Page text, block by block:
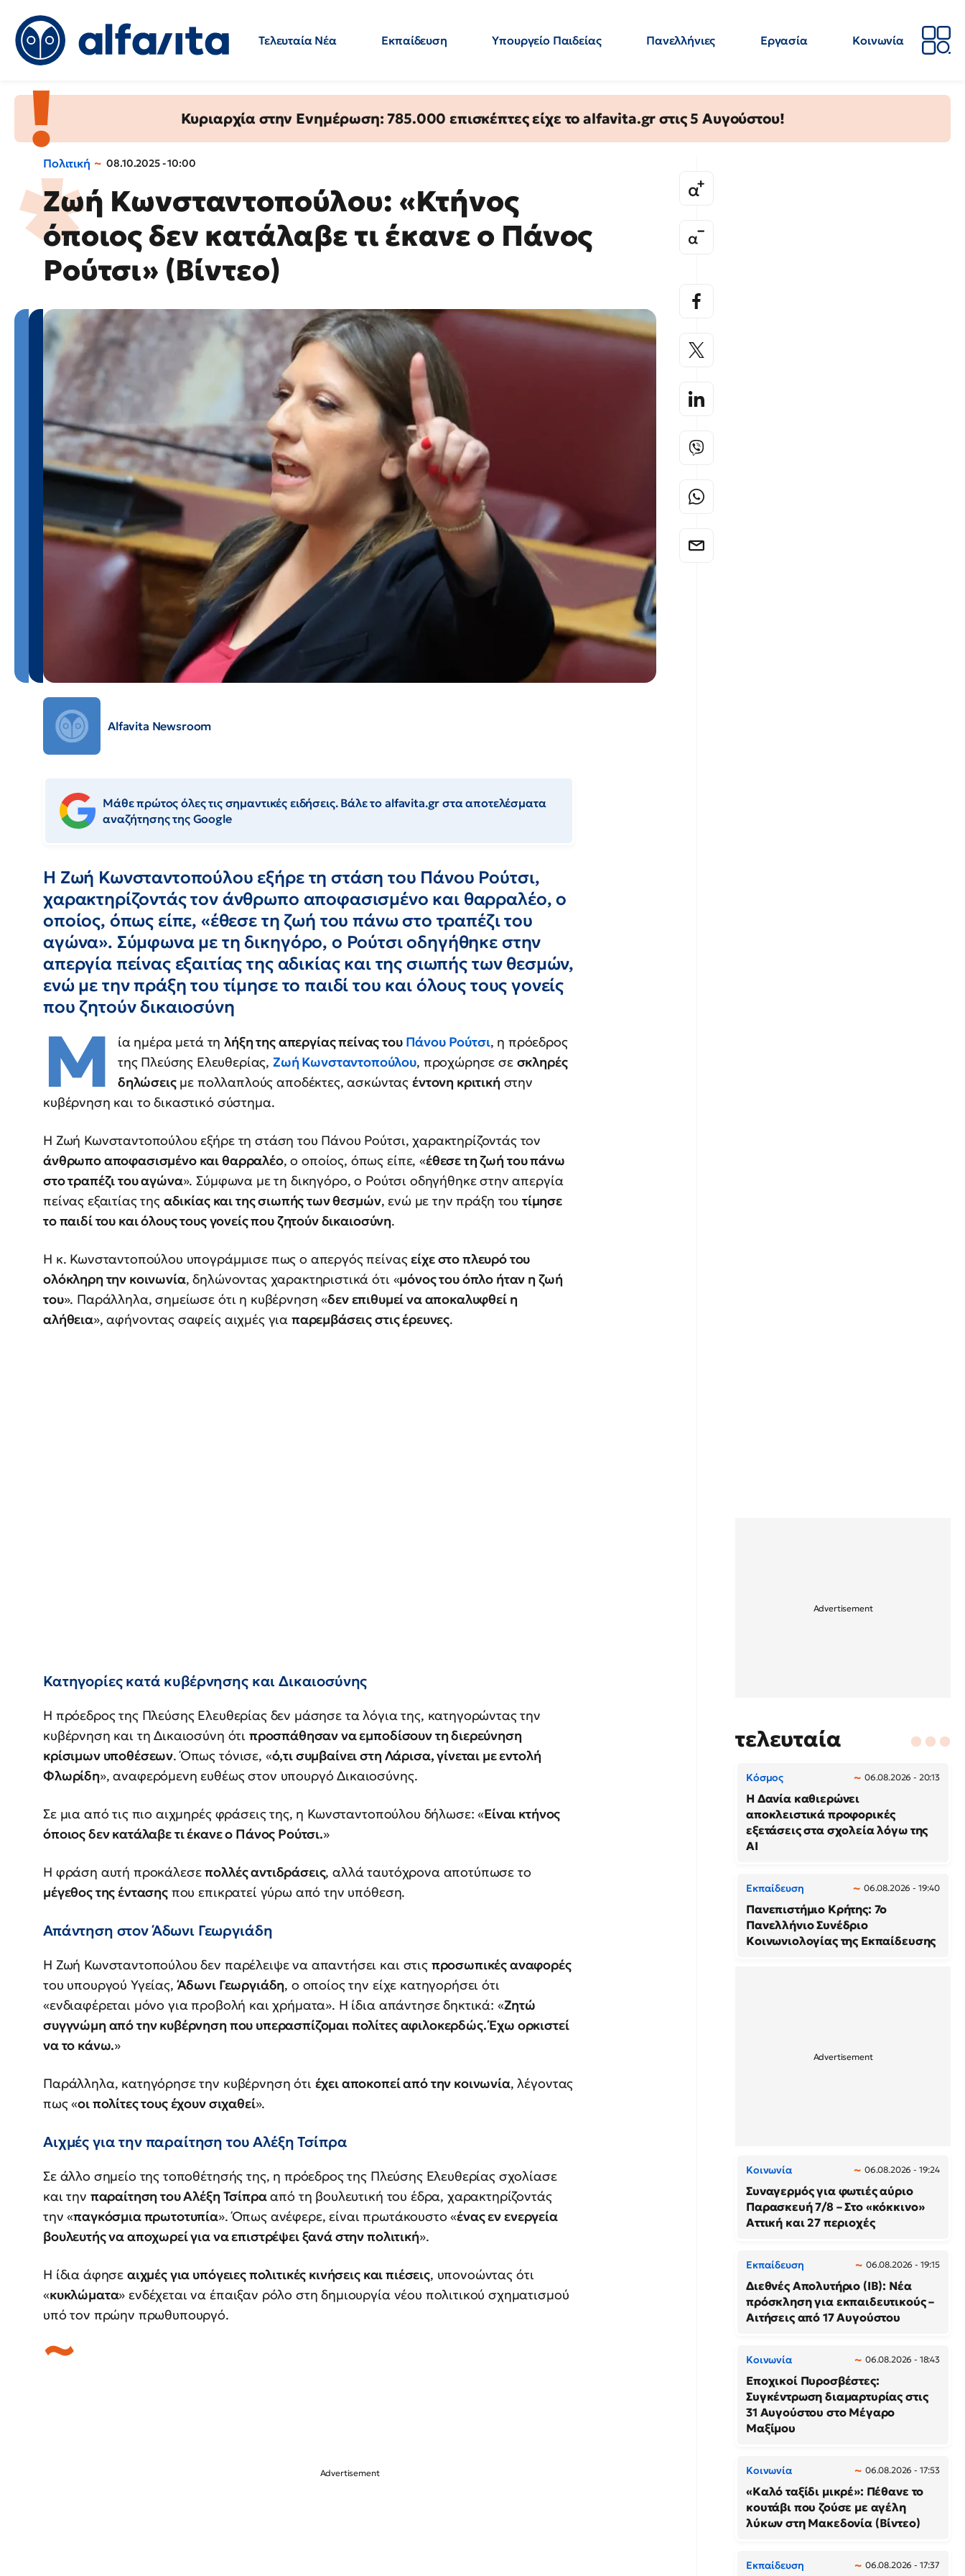
Τελευταία Νέα Εκπαίδευση Υπουργείο Παιδείας Πανελλήνιες Εργασία
Κοινωνία
Κυριαρχία στην Ενημέρωση: 785.000 επισκέπτες είχε το alfavita.gr στις 5 Αυγούστου!
Πολιτική 08.10.2025 - 10:00
Ζωή Κωνσταντοπούλου: «Κτήνος
όποιος δεν κατάλαβε τι έκανε ο Πάνος
Ρούτσι» (Βίντεο)
Alfavita Newsroom
Μάθε πρώτος όλες τις σημαντικές ειδήσεις. Βάλε το alfavita.gr στα αποτελέσματα
αναζήτησης της Google
Η Ζωή Κωνσταντοπούλου εξήρε τη στάση του Πάνου Ρούτσι,
χαρακτηρίζοντάς τον άνθρωπο αποφασισμένο και θαρραλέο, ο
οποίος, όπως είπε, «έθεσε τη ζωή του πάνω στο τραπέζι του
αγώνα». Σύμφωνα με τη δικηγόρο, ο Ρούτσι οδηγήθηκε στην
απεργία πείνας εξαιτίας της αδικίας και της σιωπής των θεσμών,
ενώ με την πράξη του τίμησε το παιδί του και όλους τους γονείς
που ζητούν δικαιοσύνη
Μ ία ημέρα μετά τηλήξη της απεργίας πείνας του Πάνου Ρούτσι, η πρόεδρος
της Πλεύσης Ελευθερίας,Ζωή Κωνσταντοπούλου, προχώρησε σε σκληρές
δηλώσειςμε πολλαπλούς αποδέκτες, ασκώντας έντονη κριτική στην
κυβέρνηση και το δικαστικό σύστημα.
Η Ζωή Κωνσταντοπούλου εξήρε τη στάση του Πάνου Ρούτσι, χαρακτηρίζοντάς τον
άνθρωπο αποφασισμένο και θαρραλέο, ο οποίος, όπως είπε, «έθεσε τη ζωή του πάνω
στο τραπέζι του αγώνα». Σύμφωνα με τη δικηγόρο, ο Ρούτσι οδηγήθηκε στην απεργία
πείνας εξαιτίας της αδικίας και της σιωπής των θεσμών, ενώ με την πράξη του τίμησε
το παιδί του και όλους τους γονείς που ζητούν δικαιοσύνη.
Η κ. Κωνσταντοπούλου υπογράμμισε πως ο απεργός πείναςείχε στο πλευρό του
ολόκληρη την κοινωνία, δηλώνοντας χαρακτηριστικά ότι «μόνος του όπλο ήταν η ζωή
του». Παράλληλα, σημείωσε ότι η κυβέρνηση «δεν επιθυμεί να αποκαλυφθεί η
αλήθεια», αφήνοντας σαφείς αιχμές για παρεμβάσεις στις έρευνες.
Κατηγορίες κατά κυβέρνησης και Δικαιοσύνης
Η πρόεδρος της Πλεύσης Ελευθερίας δεν μάσησε τα λόγια της, κατηγορώντας την
κυβέρνηση και τη Δικαιοσύνη ότι προσπάθησαν να εμποδίσουν τη διερεύνηση
κρίσιμων υποθέσεων. Όπως τόνισε, «ό,τι συμβαίνει στη Λάρισα, γίνεται με εντολή
Φλωρίδη», αναφερόμενη ευθέως στον υπουργό Δικαιοσύνης.
Σε μια από τις πιο αιχμηρές φράσεις της, η Κωνσταντοπούλου δήλωσε: «Είναι κτήνος
όποιος δεν κατάλαβε τι έκανε ο Πάνος Ρούτσι.»
Η φράση αυτή προκάλεσεπολλές αντιδράσεις, αλλά ταυτόχρονα αποτύπωσε το
μέγεθος της έντασηςπου επικρατεί γύρω από την υπόθεση.
Απάντηση στον Άδωνι Γεωργιάδη
Η Ζωή Κωνσταντοπούλου δεν παρέλειψε να απαντήσει και στις προσωπικές αναφορές
του υπουργού Υγείας,Άδωνι Γεωργιάδη, ο οποίος την είχε κατηγορήσει ότι
«ενδιαφέρεται μόνο για προβολή και χρήματα». Η ίδια απάντησε δηκτικά: «Ζητώ
συγγνώμη από την κυβέρνηση που υπερασπίζομαι πολίτες αφιλοκερδώς. Έχω ορκιστεί
να το κάνω.»
Παράλληλα, κατηγόρησε την κυβέρνηση ότι έχει αποκοπεί από την κοινωνία, λέγοντας
πως «οι πολίτες τους έχουν σιχαθεί».
Αιχμές για την παραίτηση του Αλέξη Τσίπρα
Σε άλλο σημείο της τοποθέτησής της, η πρόεδρος της Πλεύσης Ελευθερίας σχολίασε
και την παραίτηση του Αλέξη Τσίπρααπό τη βουλευτική του έδρα, χαρακτηρίζοντάς
την «παγκόσμια πρωτοτυπία». Όπως ανέφερε, είναι πρωτάκουστο «ένας εν ενεργεία
βουλευτής να αποχωρεί για να επιστρέψει ξανά στην πολιτική».
Η ίδια άφησε αιχμές για υπόγειες πολιτικές κινήσεις και πιέσεις, υπονοώντας ότι
«κυκλώματα» ενδέχεται να έπαιξαν ρόλο στη δημιουργία νέου πολιτικού σχηματισμού
υπό τον πρώην πρωθυπουργό.
τελευταία
Κόσμος 06.08.2026 - 20:13
Η Δανία καθιερώνει
αποκλειστικά προφορικές
εξετάσεις στα σχολεία λόγω της
AI
Εκπαίδευση 06.08.2026 - 19:40
Πανεπιστήμιο Κρήτης: 7ο
Πανελλήνιο Συνέδριο
Κοινωνιολογίας της Εκπαίδευσης
Κοινωνία 06.08.2026 - 19:24
Συναγερμός για φωτιές αύριο
Παρασκευή 7/8 – Στο «κόκκινο»
Αττική και 27 περιοχές
Εκπαίδευση 06.08.2026 - 19:15
Διεθνές Απολυτήριο (IB): Νέα
πρόσκληση για εκπαιδευτικούς –
Αιτήσεις από 17 Αυγούστου
Κοινωνία 06.08.2026 - 18:43
Εποχικοί Πυροσβέστες:
Συγκέντρωση διαμαρτυρίας στις
31 Αυγούστου στο Μέγαρο
Μαξίμου
Κοινωνία 06.08.2026 - 17:53
«Καλό ταξίδι μικρέ»: Πέθανε το
κουτάβι που ζούσε με αγέλη
λύκων στη Μακεδονία (Βίντεο)
Εκπαίδευση 06.08.2026 - 17:37